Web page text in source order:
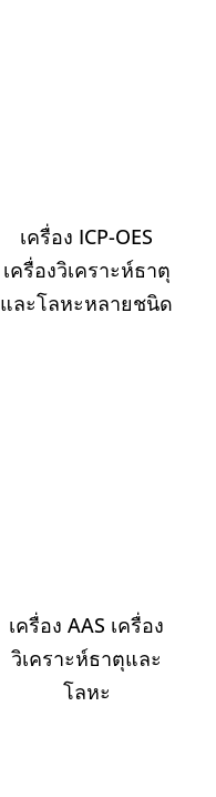
เครื่อง ICP-OES
เครื่องวิเคราะห์ธาตุ
และโลหะหลายชนิด
เครื่อง AAS เครื่อง
วิเคราะห์ธาตุและ
โลหะ